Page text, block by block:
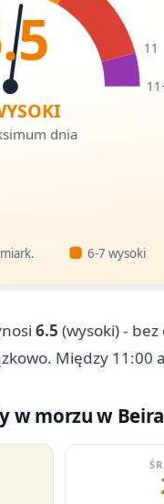
11
dnia
6-7 wysoki
6.5 (wysoki) -
Między 11:00
w morzu w Beira